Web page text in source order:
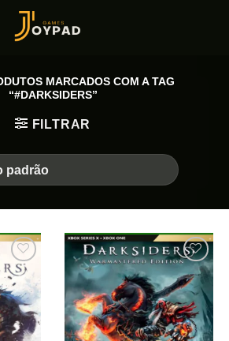
MARCADOS COM A TAG
“#DARKSIDERS”
FILTRAR